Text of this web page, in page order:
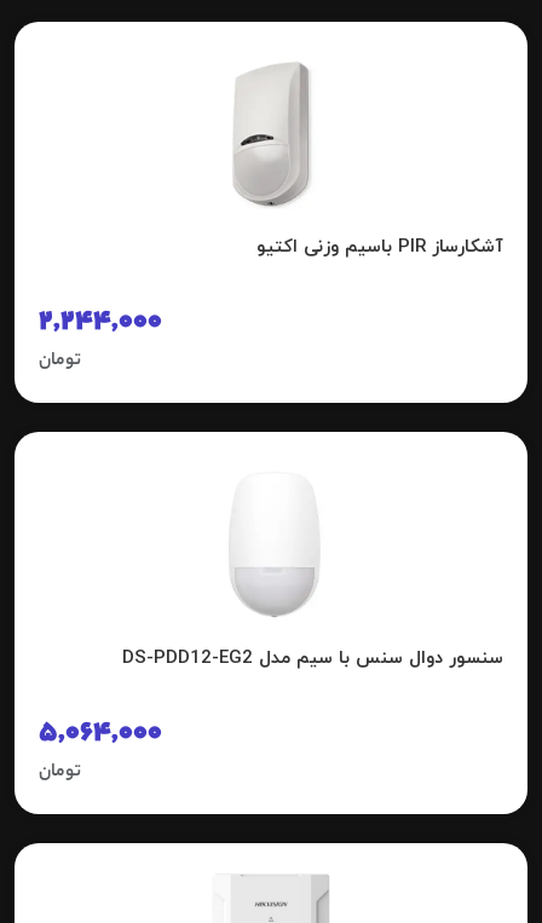
آشکارساز PIR باسیم وزنی اکتیو
2,244,000
تومان
سنسور دوال سنس با سیم مدل DS-PDD12-EG2
5,064,000
تومان